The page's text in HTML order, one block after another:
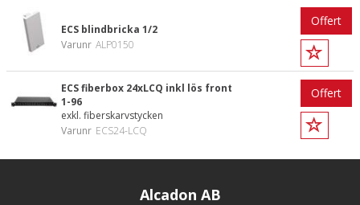
ECS blindbricka 1/2
Varunr ALP0150
Offert
ECS fiberbox 24xLCQ inkl lös front
1-96
exkl. fiberskarvstycken
Varunr ECS24-LCQ
Offert
Alcadon AB